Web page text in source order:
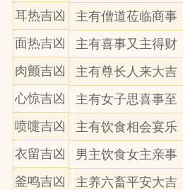
耳热吉凶
主有僧道莅临商事
面热吉凶
主有喜事又主得财
肉颤吉凶
主有尊长人来大吉
心惊吉凶
主有女子思喜事至
喷嚏吉凶
主有饮食相会宴乐
衣留吉凶
男主饮食女主亲事
釜鸣吉凶
主养六畜平安大吉